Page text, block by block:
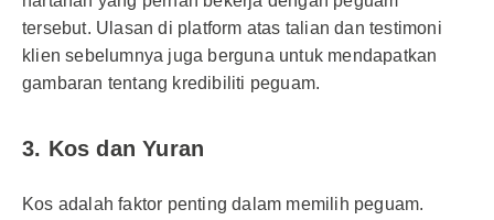
tersebut. Ulasan di platform atas talian dan testimoni
klien sebelumnya juga berguna untuk mendapatkan
gambaran tentang kredibiliti peguam.
3. Kos dan Yuran
Kos adalah faktor penting dalam memilih peguam.